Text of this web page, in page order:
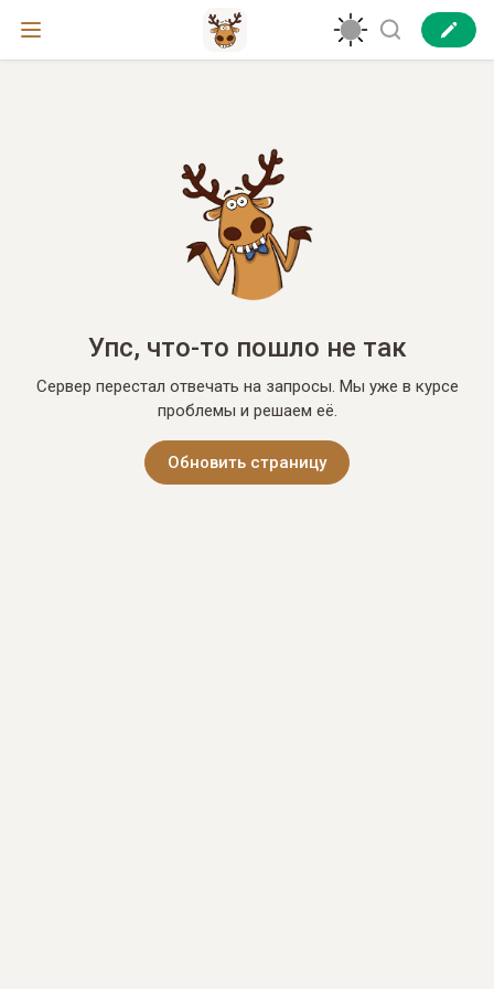
Упс, что-то пошло не так
Сервер перестал отвечать на запросы. Мы уже в курсе
проблемы и решаем её.
Обновить страницу